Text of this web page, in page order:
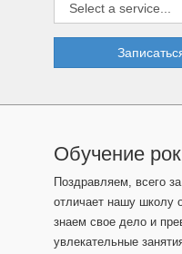
Обучение
Поздравляем, всего
отличает нашу школу
знаем свое дело и
увлекательные